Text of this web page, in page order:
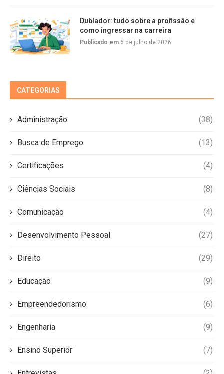
Dublador: tudo sobre a profissão e
como ingressar na carreira
Publicado em 6 de julho de 2026
CATEGORIAS
Administração (38)
Busca de Emprego (13)
Certificações (4)
Ciências Sociais (8)
Comunicação (4)
Desenvolvimento Pessoal (27)
Direito (29)
Educação (9)
Empreendedorismo (6)
Engenharia (9)
Ensino Superior (7)